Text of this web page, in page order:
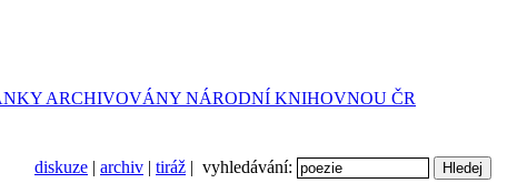
diskuze | archiv | tiráž | vyhledávání: